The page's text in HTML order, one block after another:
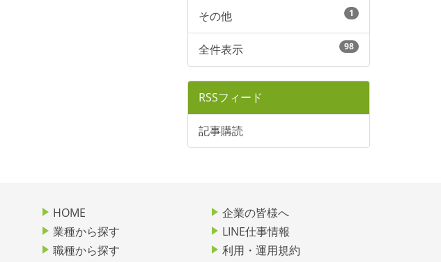
その他 1
全件表示 98
RSSフィード
記事購読
HOME
業種から探す
職種から探す
企業の皆様へ
LINE仕事情報
利用・運用規約